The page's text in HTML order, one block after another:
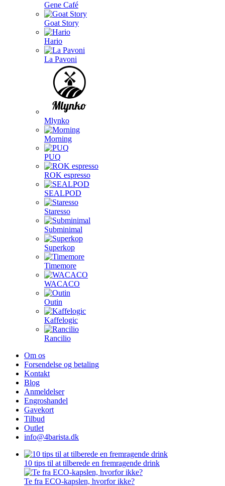
Gene Café
Goat Story
Hario
La Pavoni
Mlynko
Morning
PUQ
ROK espresso
SEALPOD
Staresso
Subminimal
Superkop
Timemore
WACACO
Outin
Kaffelogic
Rancilio
Om os
Forsendelse og betaling
Kontakt
Blog
Anmeldelser
Engroshandel
Gavekort
Tilbud
Outlet
info@4barista.dk
10 tips til at tilberede en fremragende drink
Te fra ECO-kapslen, hvorfor ikke?